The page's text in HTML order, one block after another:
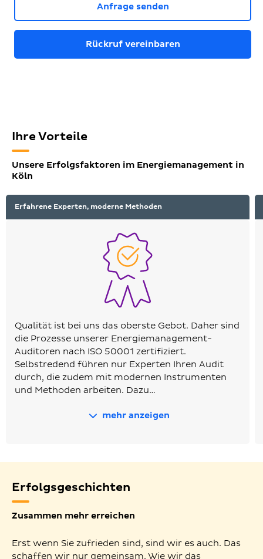
Anfrage senden
Rückruf vereinbaren
Ihre Vorteile
Unsere Erfolgsfaktoren im Energiemanagement in
Köln
Erfahrene Experten, moderne Methoden
Qualität ist bei uns das oberste Gebot. Daher sind
die Prozesse unserer Energiemanagement-
Auditoren nach ISO 50001 zertifiziert.
Selbstredend führen nur Experten Ihren Audit
durch, die zudem mit modernen Instrumenten
und Methoden arbeiten. Dazu…
mehr anzeigen
Erfolgsgeschichten
Zusammen mehr erreichen
Erst wenn Sie zufrieden sind, sind wir es auch. Das
schaffen wir nur gemeinsam. Wie wir das